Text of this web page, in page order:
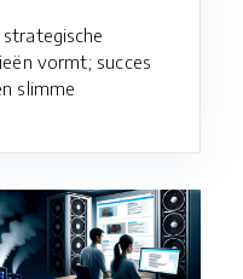
vormt; succes
slimme